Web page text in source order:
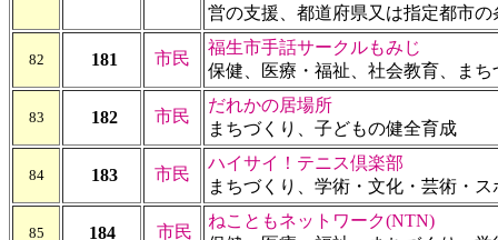
営の支援、都道府県又は指定都市の
82 181 市民
福生市手話サークルもみじ
保健、医療・福祉、社会教育、まち
83 182 市民
だれかの居場所
まちづくり、子どもの健全育成
84 183 市民
ハイサイ！ テニス倶楽部
まちづくり、学術・文化・芸術・ス
85 184 市民
ねこともネットワーク(NTN)